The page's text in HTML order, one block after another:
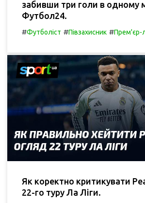
забивши три голи в одному
Футбол24.
#Футболіст #Півзахисник #Прем'єр-
Як коректно критикувати
22-го туру Ла Ліги.